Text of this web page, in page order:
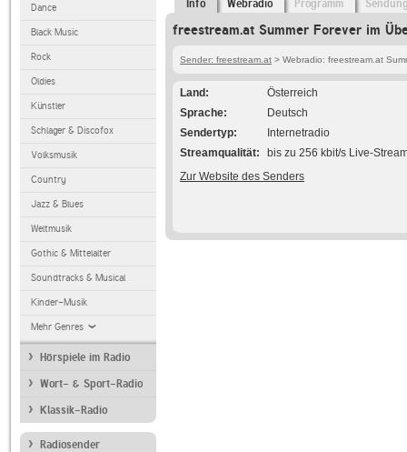
Dance
Black Music
Rock
Oldies
Künstler
Schlager & Discofox
Volksmusik
Country
Jazz & Blues
Weltmusik
Gothic & Mittelalter
Soundtracks & Musical
Kinder-Musik
Mehr Genres
Hörspiele im Radio
Wort- & Sport-Radio
Klassik-Radio
Radiosender
Info Webradio Programm
freestream.at Summer Forever im
Sender: freestream.at > Webradio: freestream.at
Land
Österreich
Sprache
Deutsch
Sendertyp
Internetradio
Streamqualität
bis zu 256 kbit/s Live-
Zur Website des Senders